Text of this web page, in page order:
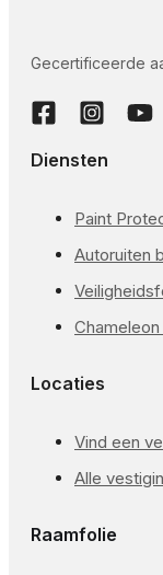
Gecertificeerde
Diensten
Paint
Autoruiten
Locaties
Vind een
Alle
Raamfolie